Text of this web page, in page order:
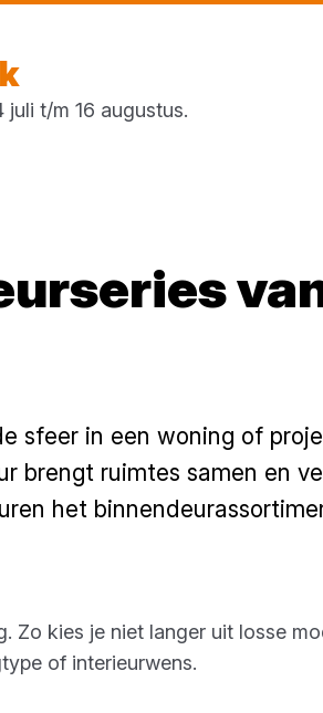
sfeer in een woning of
brengt ruimtes samen en
het
Zo kies je niet langer uit losse
of interieurwens.
t/m 16 augustus.